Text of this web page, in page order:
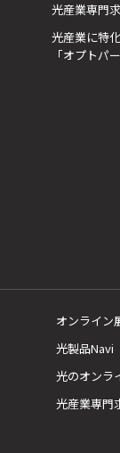
光産業専門
光産業に特
「オプトパ
オンライン
光製品Navi
光のオンラ
光産業専門